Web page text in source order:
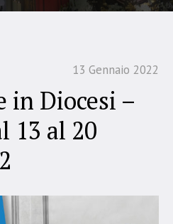
13 Gennaio 2022
in Diocesi –
13 al 20